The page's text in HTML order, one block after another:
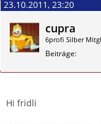
23.10.2011, 23:20
cupra
6profi Silber
Beiträge
Hi fridli